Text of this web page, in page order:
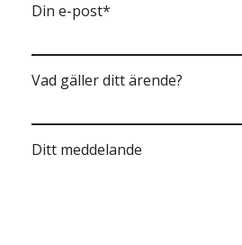
Din e-post*
Vad gäller ditt ärende?
Ditt meddelande